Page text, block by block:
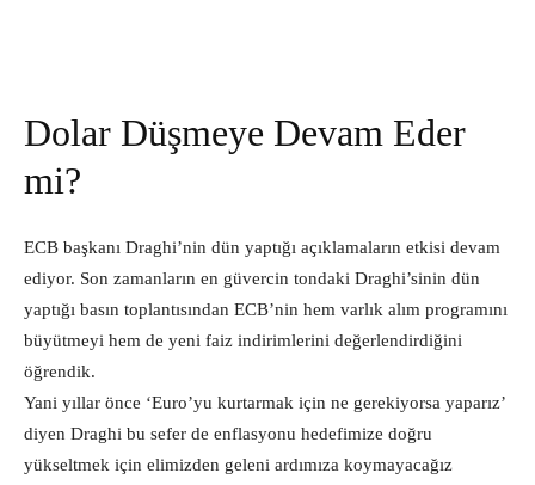
Dolar Düşmeye Devam Eder
mi?
ECB başkanı Draghi’nin dün yaptığı açıklamaların etkisi devam
ediyor. Son zamanların en güvercin tondaki Draghi’sinin dün
yaptığı basın toplantısından ECB’nin hem varlık alım programını
büyütmeyi hem de yeni faiz indirimlerini değerlendirdiğini
öğrendik.
Yani yıllar önce ‘Euro’yu kurtarmak için ne gerekiyorsa yaparız’
diyen Draghi bu sefer de enflasyonu hedefimize doğru
yükseltmek için elimizden geleni ardımıza koymayacağız